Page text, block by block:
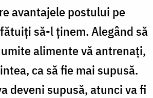
avantajele postului pe
să-l ţinem. Alegând să
alimente vă antrenaţi,
ca să fie mai supusă.
deveni supusă, atunci va fi